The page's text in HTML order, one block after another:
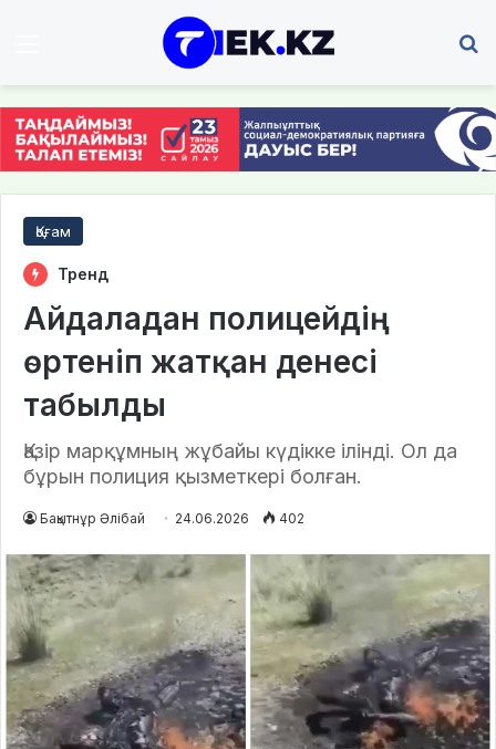
Қоғам
Тренд
Айдаладан полицейдің
өртеніп жатқан денесі
табылды
Қазір марқұмның жұбайы күдікке ілінді. Ол да
бұрын полиция қызметкері болған.
Бақытнұр Әлібай 24.06.2026 402